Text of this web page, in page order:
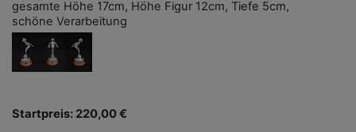
gesamte Höhe 17cm, Höhe Figur 12cm, Tiefe 5cm,
schöne Verarbeitung
Startpreis: 220,00 €